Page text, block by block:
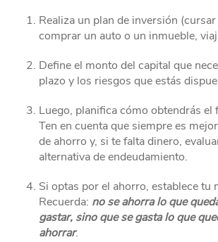
Realiza un plan de inversión
comprar un auto o un inmueble,
Define el monto del capital que
plazo y los riesgos que estás
Luego, planifica cómo obtendrás el
Ten en cuenta que siempre es
de ahorro y, si te falta dinero,
alternativa de endeudamiento.
Si optas por el ahorro, establece tu
Recuerda: no se ahorra lo que
gastar, sino que se gasta lo que
ahorrar.